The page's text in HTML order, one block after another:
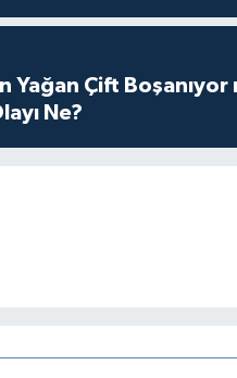
Yağan Çift Boşanıyor
Ne?